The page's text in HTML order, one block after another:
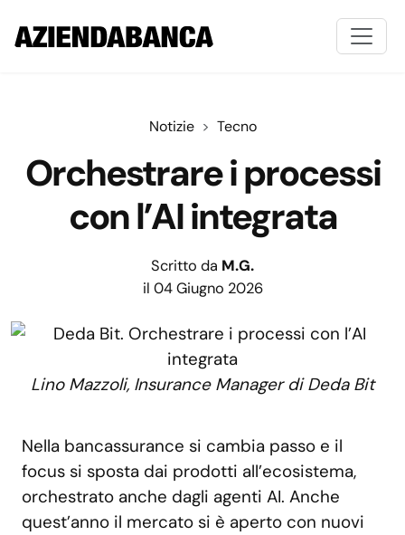
Notizie Tecno
Orchestrare i processi
con l’AI integrata
Scritto da M.G.
il 04 Giugno 2026
Lino Mazzoli, Insurance Manager di Deda Bit
Nella bancassurance si cambia passo e il
focus si sposta dai prodotti all’ecosistema,
orchestrato anche dagli agenti AI. Anche
quest’anno il mercato si è aperto con nuovi